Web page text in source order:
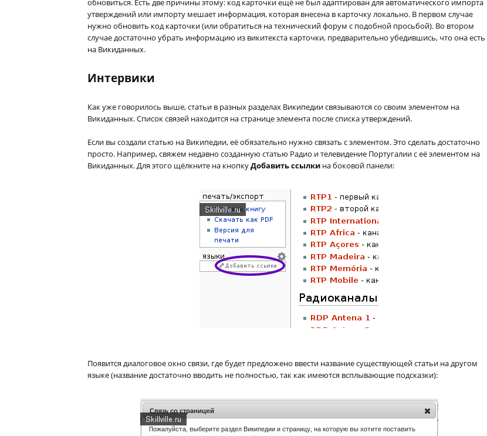
обновиться. Есть две причины этому: код карточки ещё не был адаптирован для автоматического импорта
утверждений или импорту мешает информация, которая внесена в карточку локально. В первом случае
нужно обновить код карточки (или обратиться на технический форум с подобной просьбой). Во втором
случае достаточно убрать информацию из викитекста карточки, предварительно убедившись, что она есть
на Викиданных.
Интервики
Как уже говорилось выше, статьи в разных разделах Википедии связываются со своим элементом на
Викиданных. Список связей находится на странице элемента после списка утверждений.
Если вы создали статью на Википедии, её обязательно нужно связать с элементом. Это сделать достаточно
просто. Например, свяжем недавно созданную статью Радио и телевидение Португалии с её элементом на
Викиданных. Для этого щёлкните на кнопкуДобавить ссылки на боковой панели:
Появится диалоговое окно связи, где будет предложено ввести название существующей статьи на другом
языке (название достаточно вводить не полностью, так как имеются всплывающие подсказки):